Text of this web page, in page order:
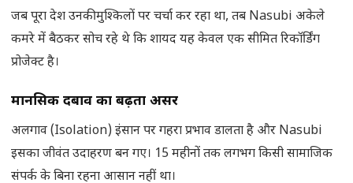
जब पूरा देश उनकी मुश्किलों पर चर्चा कर रहा था, तब Nasubi अकेले
कमरे में बैठकर सोच रहे थे कि शायद यह केवल एक सीमित रिकॉर्डिंग
प्रोजेक्ट है।
मानसिक दबाव का बढ़ता असर
अलगाव (Isolation) इंसान पर गहरा प्रभाव डालता है और Nasubi
इसका जीवंत उदाहरण बन गए। 15 महीनों तक लगभग किसी सामाजिक
संपर्क के बिना रहना आसान नहीं था।